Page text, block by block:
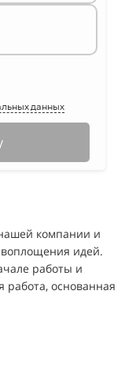
данных
компании и
идей.
работы и
работа, основанная